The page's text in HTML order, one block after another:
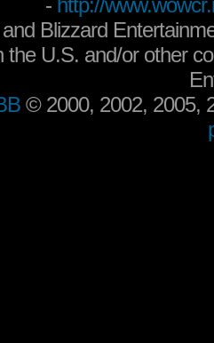
- http://
Blizzard
the U.S. and/or other
© 2000, 2002, 2005,